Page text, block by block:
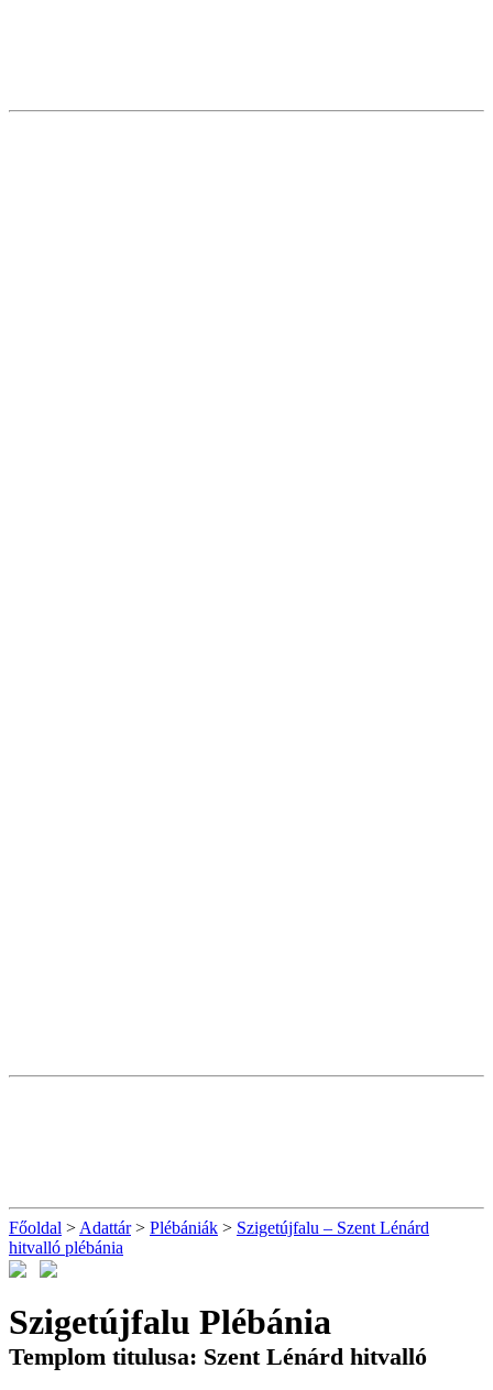
Főoldal > Adattár> Plébániák > Szigetújfalu – Szent Lénárd
hitvalló plébánia
Szigetújfalu Plébánia
Templom titulusa: Szent Lénárd hitvalló